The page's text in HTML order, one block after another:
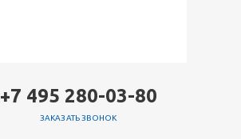
+7 495 280-03-80
ЗАКАЗАТЬ ЗВОНОК